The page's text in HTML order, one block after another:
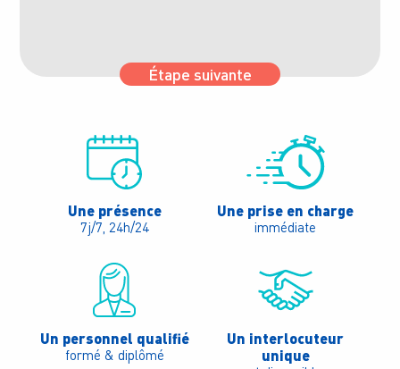
Étape suivante
Une présence
7j/7, 24h/24
Une prise en charge
immédiate
Un personnel qualifié
formé & diplômé
Un interlocuteur
unique